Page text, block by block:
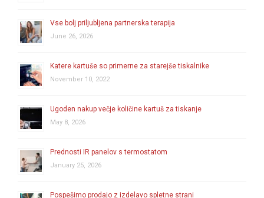
Vse bolj priljubljena partnerska terapija
June 26, 2026
Katere kartuše so primerne za starejše tiskalnike
November 10, 2022
Ugoden nakup večje količine kartuš za tiskanje
May 8, 2026
Prednosti IR panelov s termostatom
January 25, 2026
Pospešimo prodajo z izdelavo spletne strani